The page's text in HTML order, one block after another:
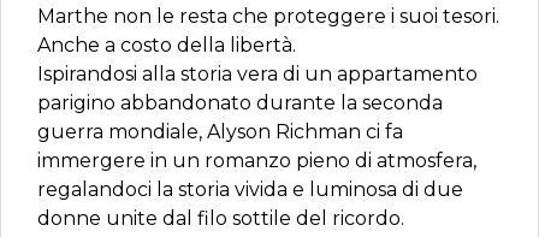
Marthe non le resta che proteggere i suoi tesori.
Anche a costo della libertà.
Ispirandosi alla storia vera di un appartamento
parigino abbandonato durante la seconda
guerra mondiale, Alyson Richman ci fa
immergere in un romanzo pieno di atmosfera,
regalandoci la storia vivida e luminosa di due
donne unite dal filo sottile del ricordo.